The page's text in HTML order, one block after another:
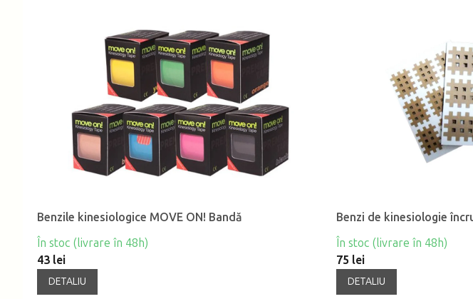
Benzile kinesiologice MOVE ON! Bandă
În stoc (livrare în 48h)
43 lei
DETALIU
Benzi de kinesiologie
În stoc (livrare în 48h)
75 lei
DETALIU